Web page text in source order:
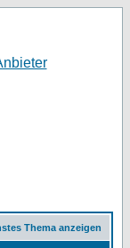
Thema anzeigen